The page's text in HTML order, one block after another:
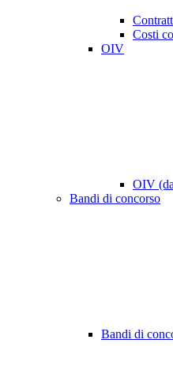
Costi
OIV
OIV
Bandi di concorso
Bandi di